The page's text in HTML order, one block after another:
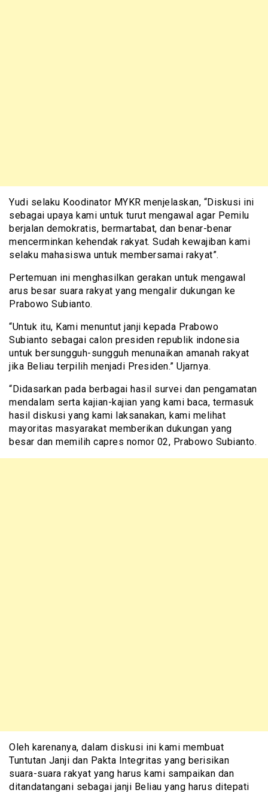
Yudi selaku Koodinator MYKR menjelaskan, “Diskusi ini
sebagai upaya kami untuk turut mengawal agar Pemilu
berjalan demokratis, bermartabat, dan benar-benar
mencerminkan kehendak rakyat. Sudah kewajiban kami
selaku mahasiswa untuk membersamai rakyat”.
Pertemuan ini menghasilkan gerakan untuk mengawal
arus besar suara rakyat yang mengalir dukungan ke
Prabowo Subianto.
“Untuk itu, Kami menuntut janji kepada Prabowo
Subianto sebagai calon presiden republik indonesia
untuk bersungguh-sungguh menunaikan amanah rakyat
jika Beliau terpilih menjadi Presiden.” Ujarnya.
“Didasarkan pada berbagai hasil survei dan pengamatan
mendalam serta kajian-kajian yang kami baca, termasuk
hasil diskusi yang kami laksanakan, kami melihat
mayoritas masyarakat memberikan dukungan yang
besar dan memilih capres nomor 02, Prabowo Subianto.
Oleh karenanya, dalam diskusi ini kami membuat
Tuntutan Janji dan Pakta Integritas yang berisikan
suara-suara rakyat yang harus kami sampaikan dan
ditandatangani sebagai janji Beliau yang harus ditepati